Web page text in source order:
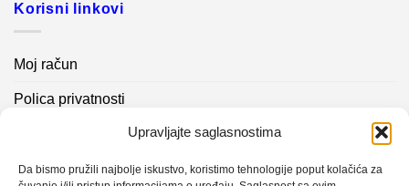
Upravljajte saglasnostima
Da bismo pružili najbolje iskustvo, koristimo tehnologije poput kolačića za
Korisni linkovi
Moj račun
Polica privatnosti
Kontakt info